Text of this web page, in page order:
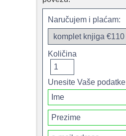
Naručujem i plaćam:
Količina
Unesite Vaše podatke